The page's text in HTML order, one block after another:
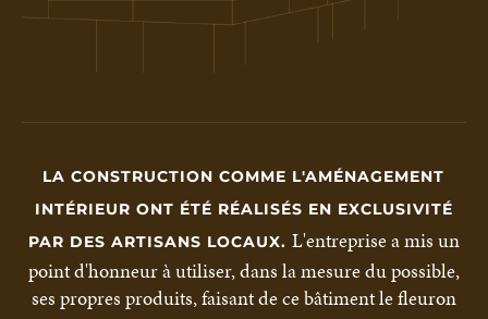
LA CONSTRUCTION COMME L'AMÉNAGEMENT
INTÉRIEUR ONT ÉTÉ RÉALISÉS EN EXCLUSIVITÉ
PAR DES ARTISANS LOCAUX. L'entreprise a mis un
point d'honneur à utiliser, dans la mesure du possible,
ses propres produits, faisant de ce bâtiment le fleuron